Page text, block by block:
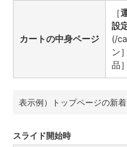
カートの中身ページ
［
設
(/
ン
品
表示例）トップページの新
スライド開始時